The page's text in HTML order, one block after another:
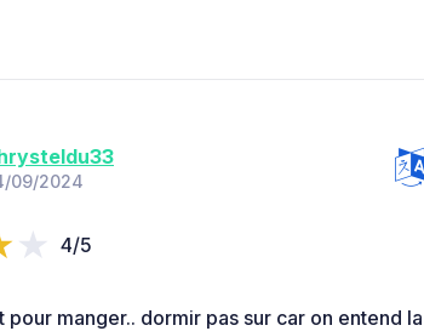
09/2024
4/5
manger.. dormir pas sur car on entend